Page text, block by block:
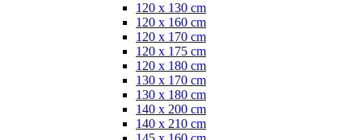
120 x 130 cm
120 x 160 cm
120 x 170 cm
120 x 175 cm
120 x 180 cm
130 x 170 cm
130 x 180 cm
140 x 200 cm
140 x 210 cm